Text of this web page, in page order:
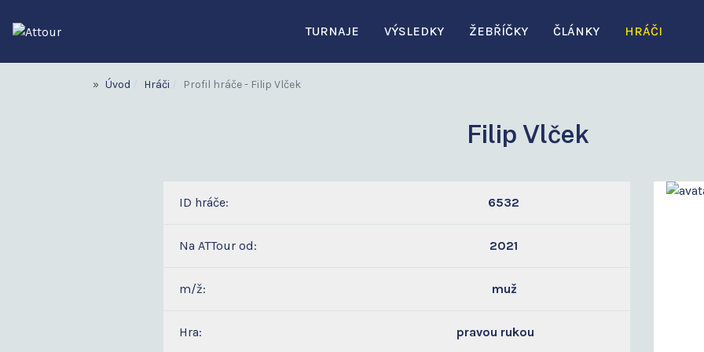
TURNAJE VÝSLEDKY ŽEBŘÍČKY ČLÁNKY HRÁČI
Úvod Hráči Profil hráče - Filip Vlček
Filip Vlček
ID hráče: 6532
Na ATTour od: 2021
m/ž: muž
Hra: pravou rukou